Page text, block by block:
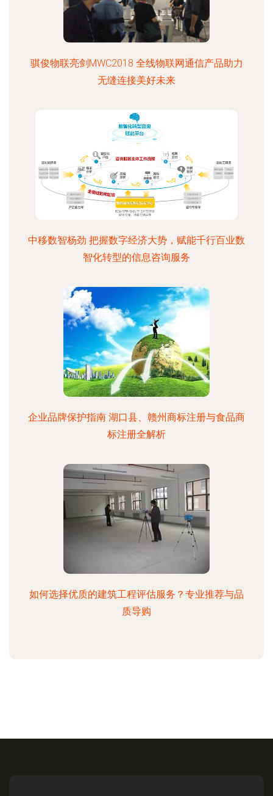
骐俊物联亮剑MWC2018 全线物联网通信产品助力
无缝连接美好未来
中移数智杨劲 把握数字经济大势，赋能千行百业数
智化转型的信息咨询服务
企业品牌保护指南 湖口县、赣州商标注册与食品商
标注册全解析
如何选择优质的建筑工程评估服务？专业推荐与品
质导购